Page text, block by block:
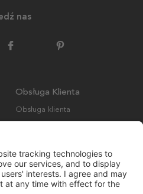
nas
Obsługa Klienta
Obsługa klienta
Wysyłka i Dostawa